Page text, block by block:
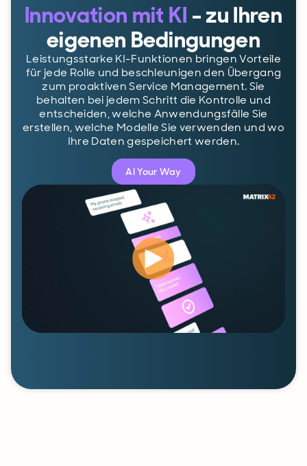
Innovation mit KI - zu Ihren
eigenen Bedingungen
Leistungsstarke KI-Funktionen bringen Vorteile
für jede Rolle und beschleunigen den Übergang
zum proaktiven Service Management. Sie
behalten bei jedem Schritt die Kontrolle und
entscheiden, welche Anwendungsfälle Sie
erstellen, welche Modelle Sie verwenden und wo
Ihre Daten gespeichert werden.
AI Your Way